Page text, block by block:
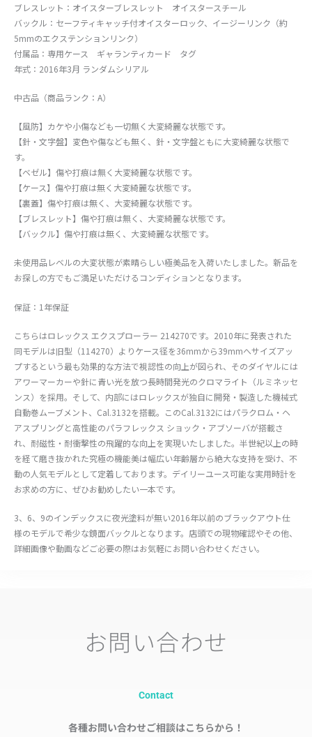
ブレスレット：オイスターブレスレット オイスタースチール
バックル：セーフティキャッチ付オイスターロック、イージーリンク（約
5mmのエクステンションリンク）
付属品：専用ケース ギャランティカード タグ
年式：2016年3月 ランダムシリアル
中古品（商品ランク：A）
【風防】カケや小傷なども一切無く大変綺麗な状態です。
【針・文字盤】変色や傷なども無く、針・文字盤ともに大変綺麗な状態で
す。
【ベゼル】傷や打痕は無く大変綺麗な状態です。
【ケース】傷や打痕は無く大変綺麗な状態です。
【裏蓋】傷や打痕は無く、大変綺麗な状態です。
【ブレスレット】傷や打痕は無く、大変綺麗な状態です。
【バックル】傷や打痕は無く、大変綺麗な状態です。
未使用品レベルの大変状態が素晴らしい極美品を入荷いたしました。新品を
お探しの方でもご満足いただけるコンディションとなります。
保証：1年保証
こちらはロレックス エクスプローラー 214270です。2010年に発表された
同モデルは旧型（114270）よりケース径を36mmから39mmへサイズアッ
プするという最も効果的な方法で視認性の向上が図られ、そのダイヤルには
アワーマーカーや針に青い光を放つ長時間発光のクロマライト（ルミネッセ
ンス）を採用。そして、内部にはロレックスが独自に開発・製造した機械式
自動巻ムーブメント、Cal.3132を搭載。このCal.3132にはパラクロム・ヘ
アスプリングと高性能のパラフレックス ショック・アブソーバが搭載さ
れ、耐磁性・耐衝撃性の飛躍的な向上を実現いたしました。半世紀以上の時
を経て磨き抜かれた究極の機能美は幅広い年齢層から絶大な支持を受け、不
動の人気モデルとして定着しております。デイリーユース可能な実用時計を
お求めの方に、ぜひお勧めしたい一本です。
3、6、9のインデックスに夜光塗料が無い2016年以前のブラックアウト仕
様のモデルで希少な鏡面バックルとなります。店頭での現物確認やその他、
詳細画像や動画などご必要の際はお気軽にお問い合わせください。
お問い合わせ
Contact
各種お問い合わせご相談はこちらから！